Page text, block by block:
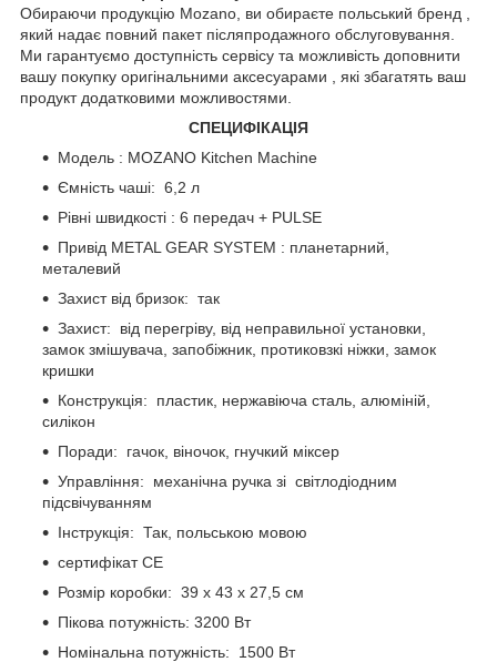
Обираючи продукцію Mozano, ви обираєте польський бренд ,
який надає повний пакет післяпродажного обслуговування.
Ми гарантуємо доступність сервісу та можливість доповнити
вашу покупку оригінальними аксесуарами , які збагатять ваш
продукт додатковими можливостями.
СПЕЦИФІКАЦІЯ
Модель : MOZANO Kitchen Machine
Ємність чаші: 6,2 л
Рівні швидкості : 6 передач + PULSE
Привід METAL GEAR SYSTEM : планетарний,
металевий
Захист від бризок: так
Захист: від перегріву, від неправильної установки,
замок змішувача, запобіжник, протиковзкі ніжки, замок
кришки
Конструкція: пластик, нержавіюча сталь, алюміній,
силікон
Поради: гачок, віночок, гнучкий міксер
Управління: механічна ручка зі світлодіодним
підсвічуванням
Інструкція: Так, польською мовою
сертифікат CE
Розмір коробки: 39 х 43 х 27,5 см
Пікова потужність: 3200 Вт
Номінальна потужність: 1500 Вт